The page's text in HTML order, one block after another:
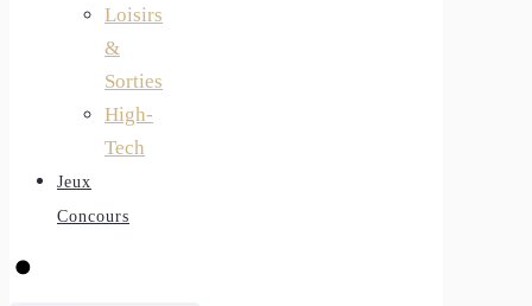
Loisirs
&
Sorties
High-
Tech
Jeux
Concours